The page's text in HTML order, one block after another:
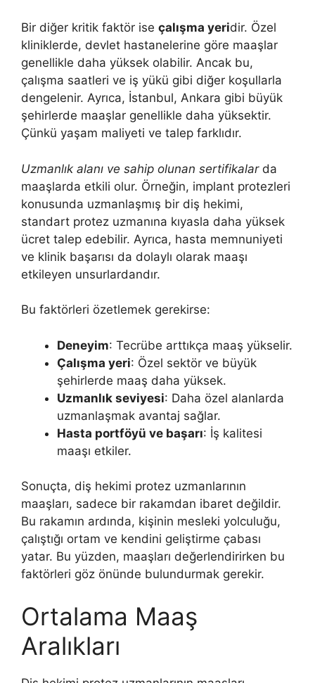
Bir diğer kritik faktör ise çalışma yeridir. Özel
kliniklerde, devlet hastanelerine göre maaşlar
genellikle daha yüksek olabilir. Ancak bu,
çalışma saatleri ve iş yükü gibi diğer koşullarla
dengelenir. Ayrıca, İstanbul, Ankara gibi büyük
şehirlerde maaşlar genellikle daha yüksektir.
Çünkü yaşam maliyeti ve talep farklıdır.
Uzmanlık alanı ve sahip olunan sertifikalarda
maaşlarda etkili olur. Örneğin, implant protezleri
konusunda uzmanlaşmış bir diş hekimi,
standart protez uzmanına kıyasla daha yüksek
ücret talep edebilir. Ayrıca, hasta memnuniyeti
ve klinik başarısı da dolaylı olarak maaşı
etkileyen unsurlardandır.
Bu faktörleri özetlemek gerekirse:
Deneyim: Tecrübe arttıkça maaş yükselir.
Çalışma yeri: Özel sektör ve büyük
şehirlerde maaş daha yüksek.
Uzmanlık seviyesi: Daha özel alanlarda
uzmanlaşmak avantaj sağlar.
Hasta portföyü ve başarı: İş kalitesi
maaşı etkiler.
Sonuçta, diş hekimi protez uzmanlarının
maaşları, sadece bir rakamdan ibaret değildir.
Bu rakamın ardında, kişinin mesleki yolculuğu,
çalıştığı ortam ve kendini geliştirme çabası
yatar. Bu yüzden, maaşları değerlendirirken bu
faktörleri göz önünde bulundurmak gerekir.
Ortalama Maaş
Aralıkları